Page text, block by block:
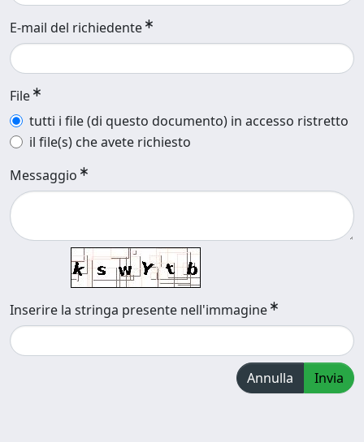
E-mail del richiedente
File
tutti i file (di questo documento) in accesso ristretto
il file(s) che avete richiesto
Messaggio
Inserire la stringa presente nell'immagine
Annulla Invia